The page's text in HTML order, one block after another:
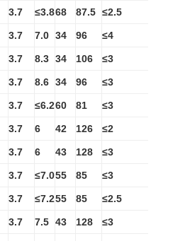
λιθίου
μπαταρία
ανάγκης
3.7 ≤3.868 87.5 ≤2.5
3.7 7.0 34 96 ≤4
3.7 8.3 34 106 ≤3
3.7 8.6 34 96 ≤3
3.7 ≤6.260 81 ≤3
3.7 6 42 126 ≤2
3.7 6 43 128 ≤3
3.7 ≤7.055 85 ≤3
3.7 ≤7.255 85 ≤2.5
3.7 7.5 43 128 ≤3